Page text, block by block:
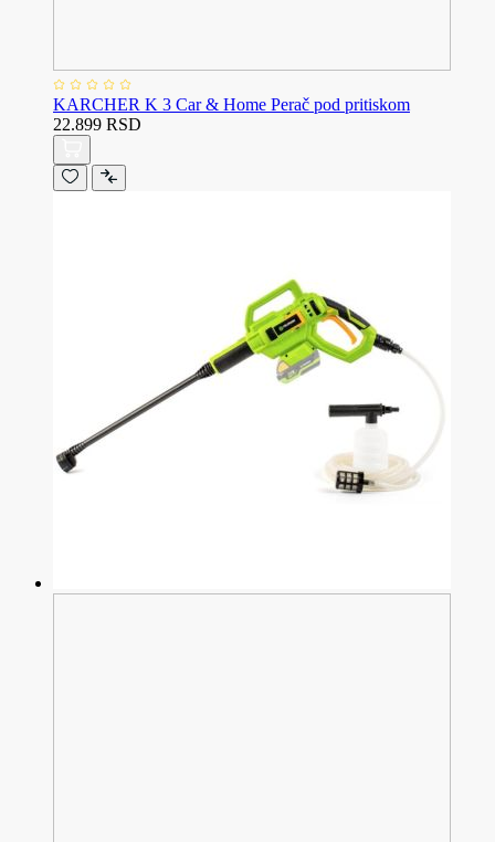
KARCHER K 3 Car & Home Perač pod pritiskom
22.899 RSD